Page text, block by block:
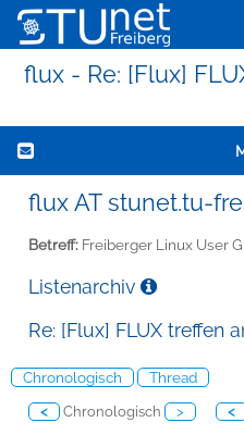
flux - Re: [Flux]
flux AT stunet.tu-
Betreff: Freiberger Linux User
Listenarchiv
Re: [Flux] FLUX treffen
Chronologisch Thread
< Chronologisch > <